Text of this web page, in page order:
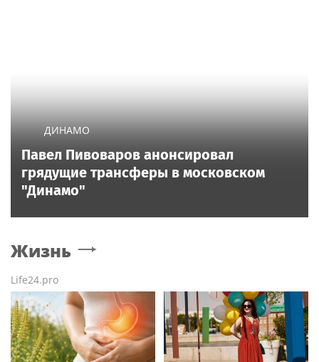
ДИНАМО
Павел Пивоваров анонсировал
грядущие трансферы в московском
"Динамо"
Жизнь
Life24.pro